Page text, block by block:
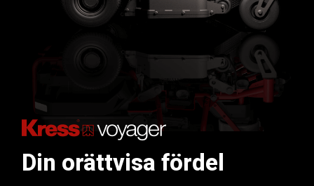
Din orättvisa fördel